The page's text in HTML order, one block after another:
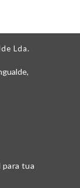
Lda.
para tua